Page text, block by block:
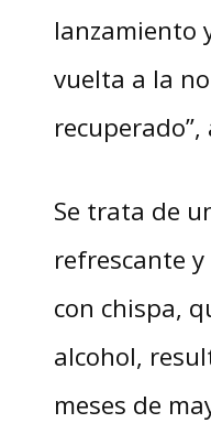
lanzamiento
vuelta a la
Se trata de
refrescante
con chispa,
alcohol,
meses de